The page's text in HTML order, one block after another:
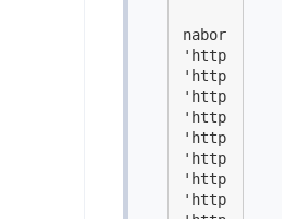
'http://
'http://
'http://
'http://
'http://
'http://
'http://
'http://